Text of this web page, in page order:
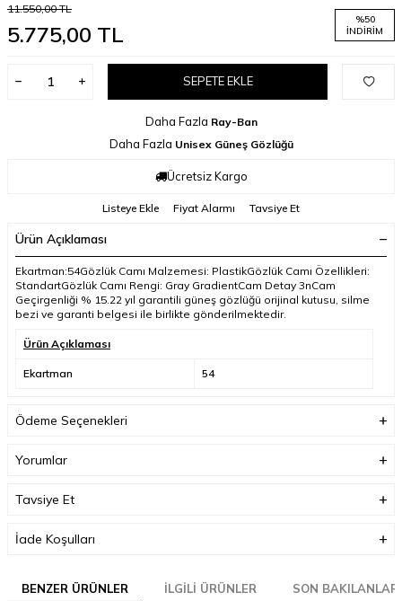
11.550,00TL
5.775,00 TL
%50
İNDIRIM
SEPETE EKLE
Daha Fazla Ray-Ban
Daha Fazla Unisex Güneş Gözlüğü
Ücretsiz Kargo
Listeye Ekle Fiyat Alarmı Tavsiye Et
Ürün Açıklaması
Ekartman:54Gözlük Camı Malzemesi: PlastikGözlük Camı Özellikleri:
StandartGözlük Camı Rengi: Gray GradientCam Detay 3nCam
Geçirgenliği % 15.22 yıl garantili güneş gözlüğü orijinal kutusu, silme
bezi ve garanti belgesi ile birlikte gönderilmektedir.
Ürün Açıklaması
Ekartman 54
Ödeme Seçenekleri
Yorumlar
Tavsiye Et
İade Koşulları
BENZER ÜRÜNLER İLGILI ÜRÜNLER SON BAKILANLAR